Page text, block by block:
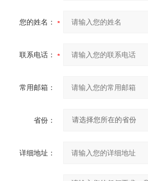
您的姓名：
联系电话：
常用邮箱：
省份：
详细地址：